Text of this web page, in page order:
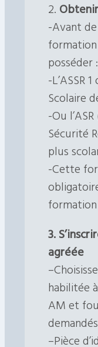
2. Obtenir
-Avant
posséder :
-L’ASSR
Scolaire
-Ou
Sécurité
plus
-Cette
3.
agréée
habilitée
AM et
–Pièce